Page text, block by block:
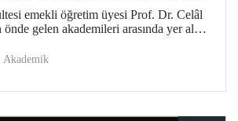
emekli öğretim üyesi Prof. Dr. Celâl
önde gelen akademileri arasında yer alan
Akademik